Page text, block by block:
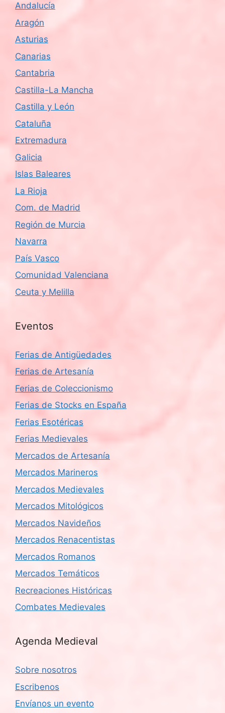
Andalucía
Aragón
Asturias
Canarias
Cantabria
Castilla-La Mancha
Castilla y León
Cataluña
Extremadura
Galicia
Islas Baleares
La Rioja
Com. de Madrid
Región de Murcia
Navarra
País Vasco
Comunidad Valenciana
Ceuta y Melilla
Eventos
Ferias de Antigüedades
Ferias de Artesanía
Ferias de Coleccionismo
Ferias de Stocks en España
Ferias Esotéricas
Ferias Medievales
Mercados de Artesanía
Mercados Marineros
Mercados Medievales
Mercados Mitológicos
Mercados Navideños
Mercados Renacentistas
Mercados Romanos
Mercados Temáticos
Recreaciones Históricas
Combates Medievales
Agenda Medieval
Sobre nosotros
Escribenos
Envíanos un evento